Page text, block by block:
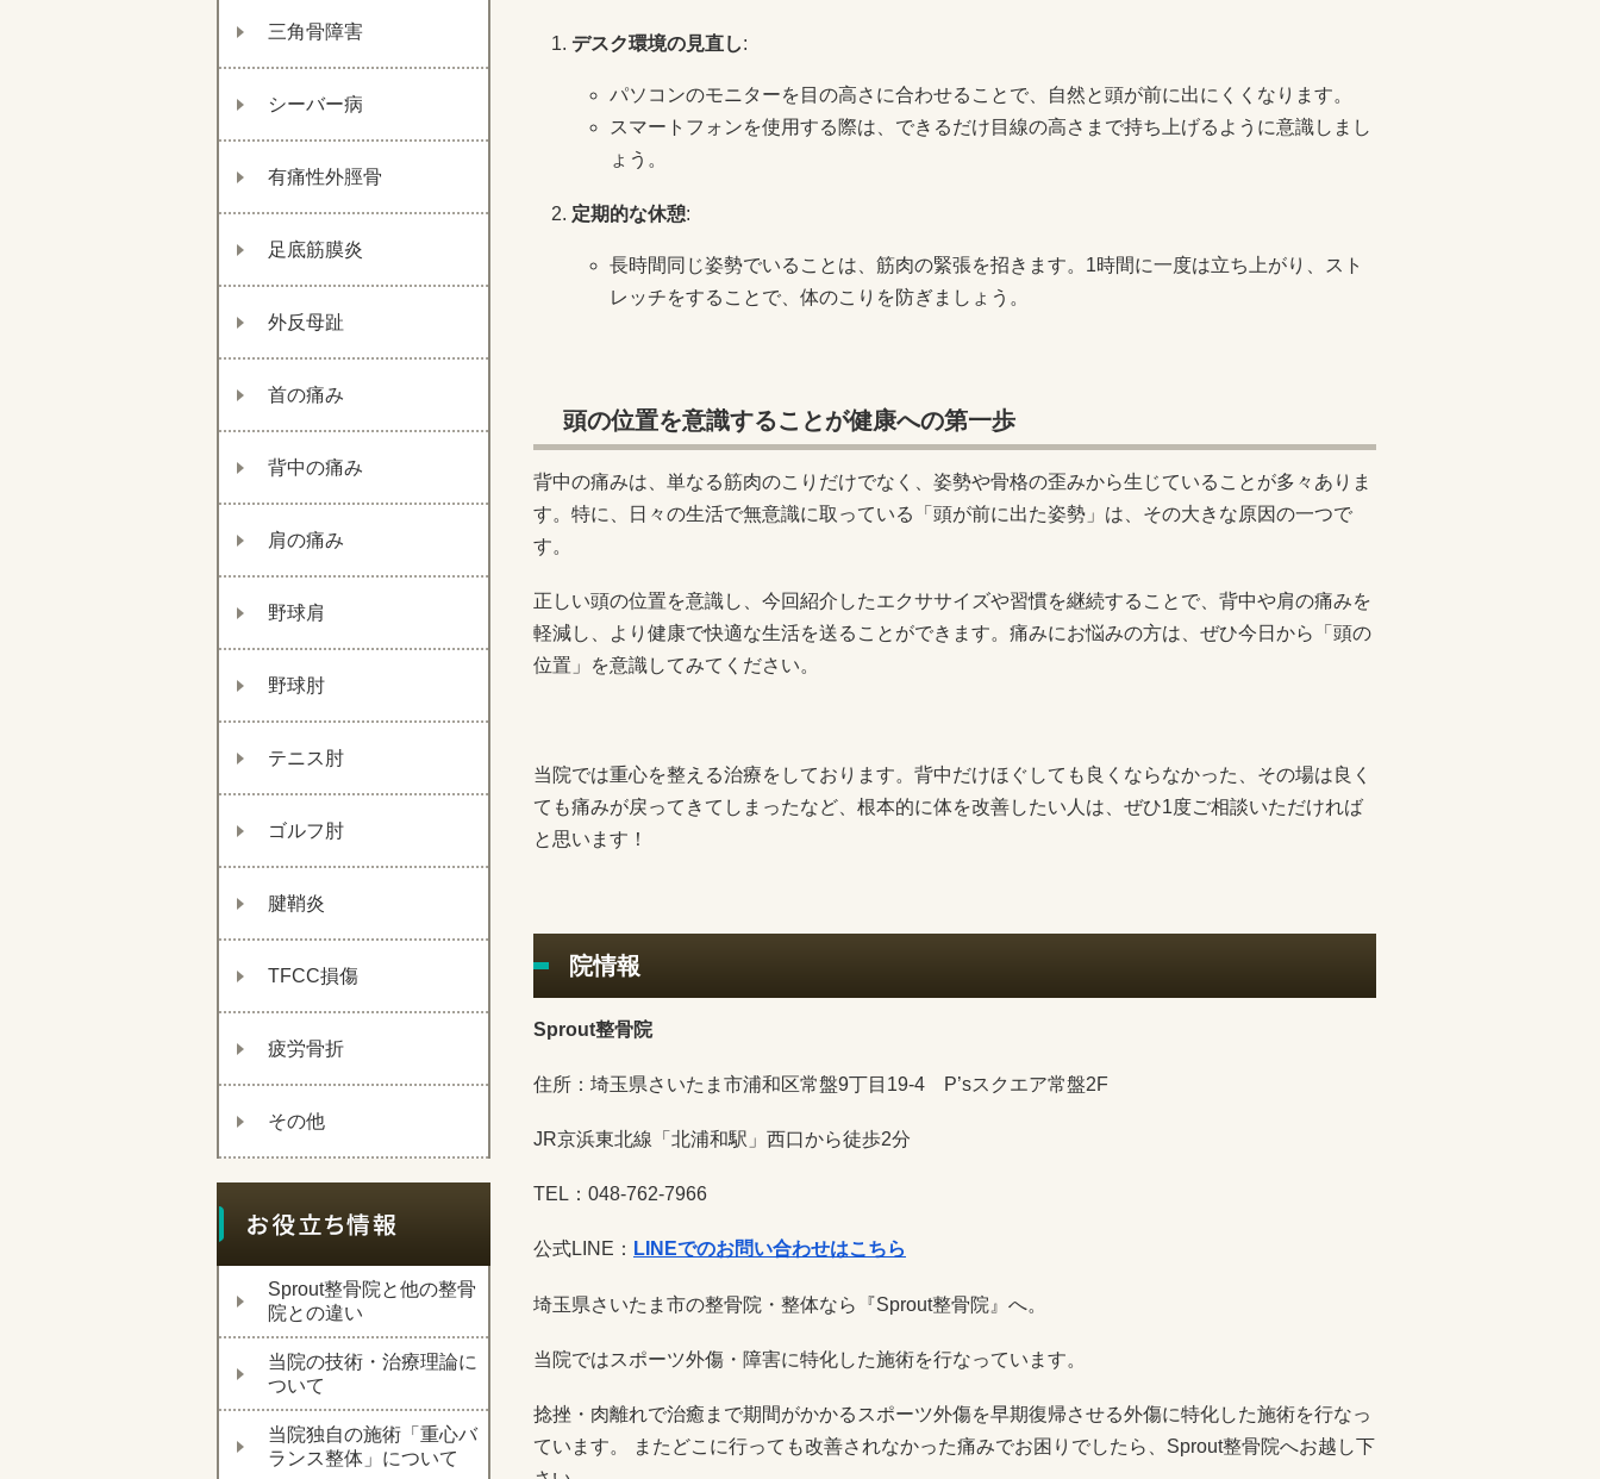
三角骨障害
シーバー病
有痛性外脛骨
足底筋膜炎
外反母趾
首の痛み
背中の痛み
肩の痛み
野球肩
野球肘
テニス肘
ゴルフ肘
腱鞘炎
TFCC損傷
疲労骨折
その他
Sprout整骨院と他の整骨
院との違い
当院の技術・治療理論に
ついて
当院独自の施術「重心バ
ランス整体」について
デスク環境の見直し:
パソコンのモニターを目の高さに合わせることで、自然と頭が前に出にくくなります。
スマートフォンを使用する際は、できるだけ目線の高さまで持ち上げるように意識しまし
ょう。
定期的な休憩:
長時間同じ姿勢でいることは、筋肉の緊張を招きます。1時間に一度は立ち上がり、スト
レッチをすることで、体のこりを防ぎましょう。
頭の位置を意識することが健康への第一歩
背中の痛みは、単なる筋肉のこりだけでなく、姿勢や骨格の歪みから生じていることが多々ありま
す。特に、日々の生活で無意識に取っている「頭が前に出た姿勢」は、その大きな原因の一つで
す。
正しい頭の位置を意識し、今回紹介したエクササイズや習慣を継続することで、背中や肩の痛みを
軽減し、より健康で快適な生活を送ることができます。痛みにお悩みの方は、ぜひ今日から「頭の
位置」を意識してみてください。
当院では重心を整える治療をしております。背中だけほぐしても良くならなかった、その場は良く
ても痛みが戻ってきてしまったなど、根本的に体を改善したい人は、ぜひ1度ご相談いただければ
と思います！
院情報
Sprout整骨院
住所：埼玉県さいたま市浦和区常盤9丁目19-4 P’sスクエア常盤2F
JR京浜東北線「北浦和駅」西口から徒歩2分
TEL：048-762-7966
公式LINE： LINEでのお問い合わせはこちら
埼玉県さいたま市の整骨院・整体なら『Sprout整骨院』へ。
当院ではスポーツ外傷・障害に特化した施術を行なっています。
捻挫・肉離れで治癒まで期間がかかるスポーツ外傷を早期復帰させる外傷に特化した施術を行なっ
ています。 またどこに行っても改善されなかった痛みでお困りでしたら、Sprout整骨院へお越し下